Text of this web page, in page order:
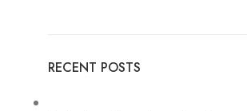
RECENT POSTS